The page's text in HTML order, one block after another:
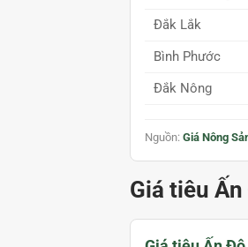
Đắk Lắk
Bình Phước
Đắk Nông
Nguồn: Giá Nông
Giá tiêu